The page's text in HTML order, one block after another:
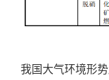
我国大气环境形